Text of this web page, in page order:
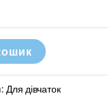
Для дівчаток